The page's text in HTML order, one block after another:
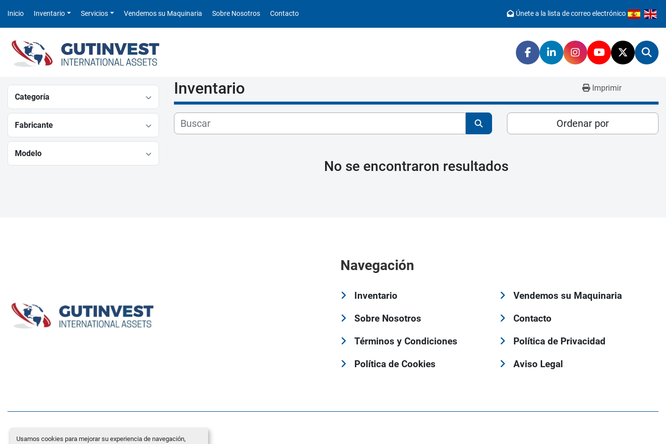
Usamos cookies para mejorar su experiencia de navegación,
Inicio Inventario Servicios Vendemos su Maquinaria Sobre Nosotros Contacto Únete a la lista de correo electrónico
facebooklinkedininstagram
youtubetwitter
Categoría
Fabricante
Modelo
Inventario Imprimir
Ordenar por
No se encontraron resultados
Navegación
Inventario
Vendemos su Maquinaria
Sobre Nosotros
Contacto
Términos y Condiciones
Política de Privacidad
Política de Cookies
Aviso Legal